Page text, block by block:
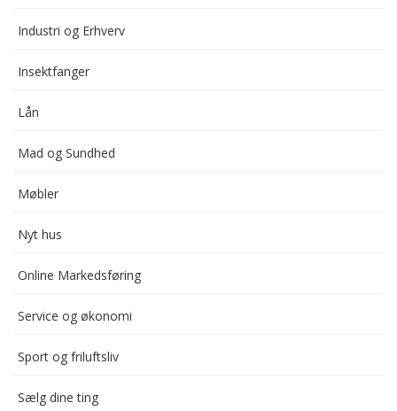
Industri og Erhverv
Insektfanger
Lån
Mad og Sundhed
Møbler
Nyt hus
Online Markedsføring
Service og økonomi
Sport og friluftsliv
Sælg dine ting